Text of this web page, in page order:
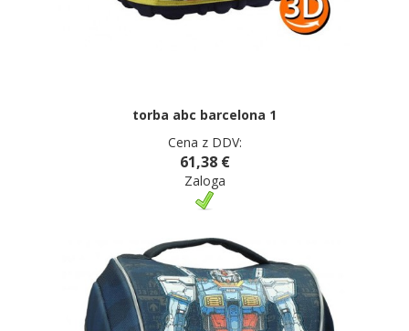
torba abc barcelona 1
Cena z DDV:
61,38 €
Zaloga